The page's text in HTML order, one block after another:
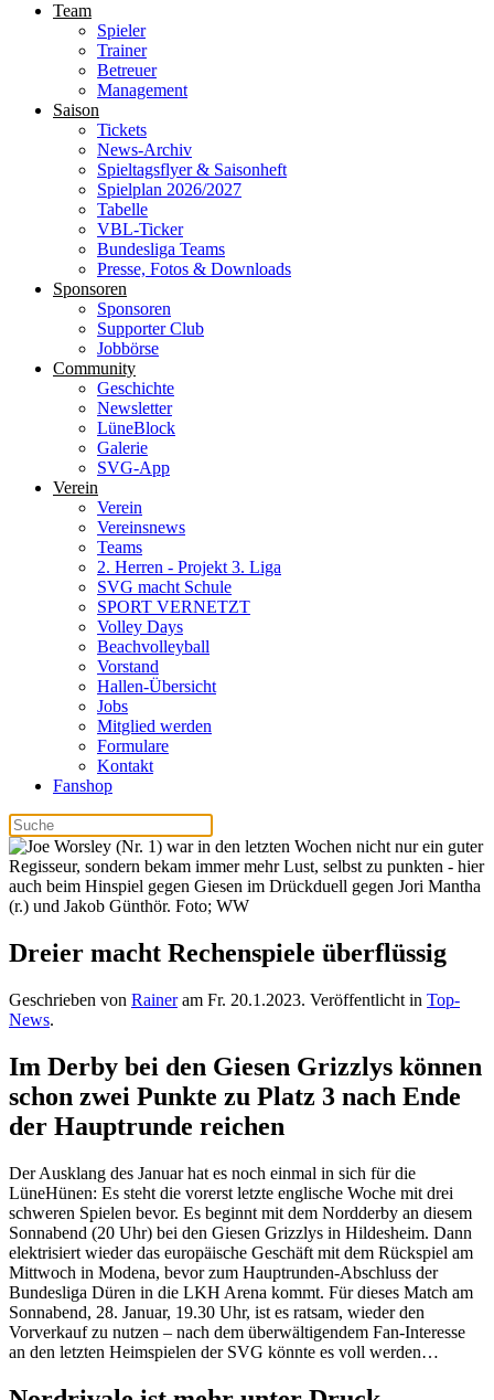
Team
Spieler
Trainer
Betreuer
Management
Saison
Tickets
News-Archiv
Spieltagsflyer & Saisonheft
Spielplan 2026/2027
Tabelle
VBL-Ticker
Bundesliga Teams
Presse, Fotos & Downloads
Sponsoren
Sponsoren
Supporter Club
Jobbörse
Community
Geschichte
Newsletter
LüneBlock
Galerie
SVG-App
Verein
Verein
Vereinsnews
Teams
2. Herren - Projekt 3. Liga
SVG macht Schule
SPORT VERNETZT
Volley Days
Beachvolleyball
Vorstand
Hallen-Übersicht
Jobs
Mitglied werden
Formulare
Kontakt
Fanshop
Dreier macht Rechenspiele überflüssig
Geschrieben von Raineram Fr. 20.1.2023. Veröffentlicht in Top-
News.
Im Derby bei den Giesen Grizzlys können
schon zwei Punkte zu Platz 3 nach Ende
der Hauptrunde reichen
Der Ausklang des Januar hat es noch einmal in sich für die
LüneHünen: Es steht die vorerst letzte englische Woche mit drei
schweren Spielen bevor. Es beginnt mit dem Nordderby an diesem
Sonnabend (20 Uhr) bei den Giesen Grizzlys in Hildesheim. Dann
elektrisiert wieder das europäische Geschäft mit dem Rückspiel am
Mittwoch in Modena, bevor zum Hauptrunden-Abschluss der
Bundesliga Düren in die LKH Arena kommt. Für dieses Match am
Sonnabend, 28. Januar, 19.30 Uhr, ist es ratsam, wieder den
Vorverkauf zu nutzen – nach dem überwältigendem Fan-Interesse
an den letzten Heimspielen der SVG könnte es voll werden…